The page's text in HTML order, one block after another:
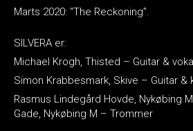
Marts 2020: “The Reckoning”.
SILVERA er:
Michael Krogh, Thisted – Guitar &
Simon Krabbesmark, Skive – Guitar &
Rasmus Lindegård Hovde, Nykøbing
Gade, Nykøbing M – Trommer